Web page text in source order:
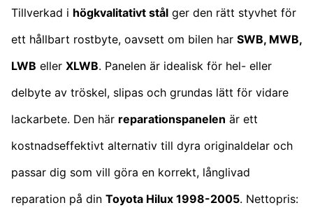
Tillverkad i högkvalitativt stål ger den rätt styvhet för
ett hållbart rostbyte, oavsett om bilen har SWB, MWB,
LWB eller XLWB. Panelen är idealisk för hel- eller
delbyte av tröskel, slipas och grundas lätt för vidare
lackarbete. Den här reparationspanelen är ett
kostnadseffektivt alternativ till dyra originaldelar och
passar dig som vill göra en korrekt, långlivad
reparation på din Toyota Hilux 1998-2005. Nettopris: